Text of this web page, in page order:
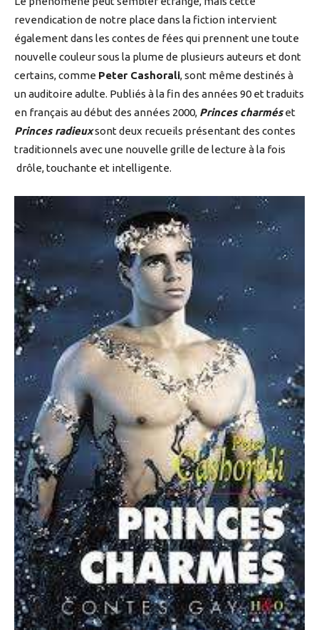
revendication de notre place dans la fiction intervient
également dans les contes de fées qui prennent une toute
nouvelle couleur sous la plume de plusieurs auteurs et dont
certains, comme Peter Cashorali, sont même destinés à
un auditoire adulte. Publiés à la fin des années 90 et traduits
en français au début des années 2000, Princes charméset
Princes radieuxsont deux recueils présentant des contes
traditionnels avec une nouvelle grille de lecture à la fois
drôle, touchante et intelligente.